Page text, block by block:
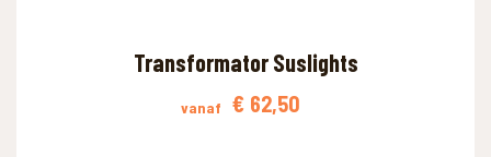
Transformator Suslights
vanaf € 62,50